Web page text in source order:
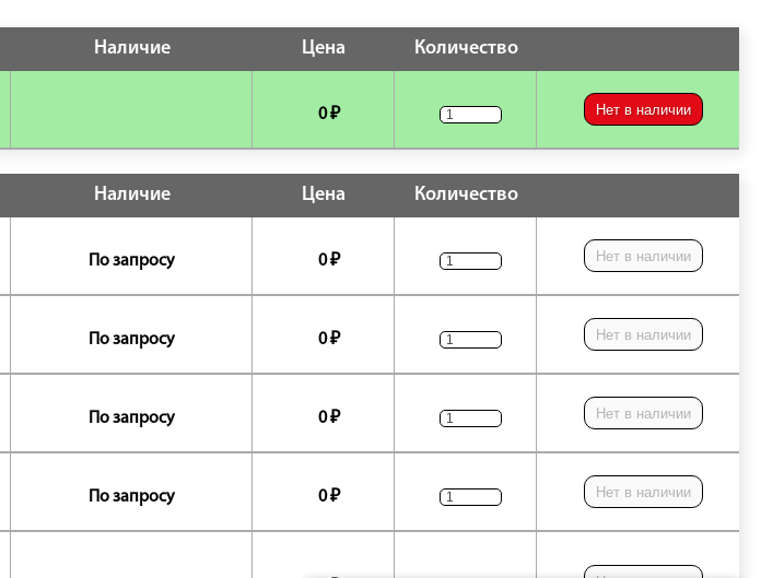
Наличие Цена Количество
0 ₽ Нет в наличии
Наличие Цена Количество
По запросу 0 ₽ Нет в наличии
По запросу 0 ₽ Нет в наличии
По запросу 0 ₽ Нет в наличии
По запросу 0 ₽ Нет в наличии